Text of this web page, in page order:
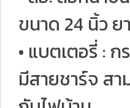
ขนาด 24 นิ้ว
• แบตเตอรี่ : ก
มีสายชาร์จ สา